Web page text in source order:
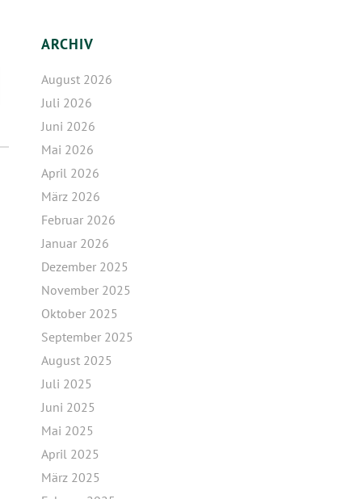
ARCHIV
August 2026
Juli 2026
Juni 2026
Mai 2026
April 2026
März 2026
Februar 2026
Januar 2026
Dezember 2025
November 2025
Oktober 2025
September 2025
August 2025
Juli 2025
Juni 2025
Mai 2025
April 2025
März 2025